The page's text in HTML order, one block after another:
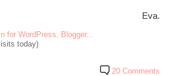
Eva.
today)
20 Comments